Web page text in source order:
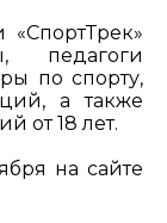
педагоги
по спорту,
а также
от 18 лет.
на сайте